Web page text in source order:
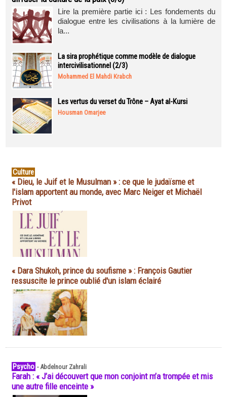
Lire la première partie ici : Les fondements du
dialogue entre les civilisations à la lumière de
la...
La sira prophétique comme modèle de dialogue
intercivilisationnel (2/3)
Mohammed El Mahdi Krabch
Les vertus du verset du Trône – Ayat al-Kursi
Housman Omarjee
Culture
« Dieu, le Juif et le Musulman » : ce que le judaïsme et
l'islam apportent au monde, avec Marc Neiger et Michaël
Privot
« Dara Shukoh, prince du soufisme » : François Gautier
ressuscite le prince oublié d'un islam éclairé
Psycho -Abdelnour Zahrali
Farah : « J’ai découvert que mon conjoint m’a trompée et mis
une autre fille enceinte »